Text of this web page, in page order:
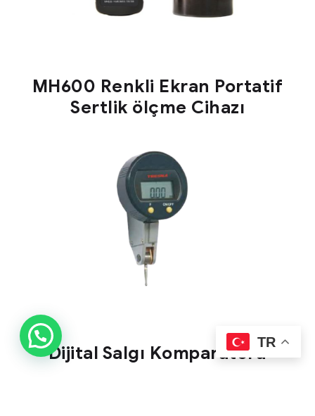
MH600 Renkli Ekran Portatif
Sertlik ölçme Cihazı
Dijital Salgı Komparatörü
TR